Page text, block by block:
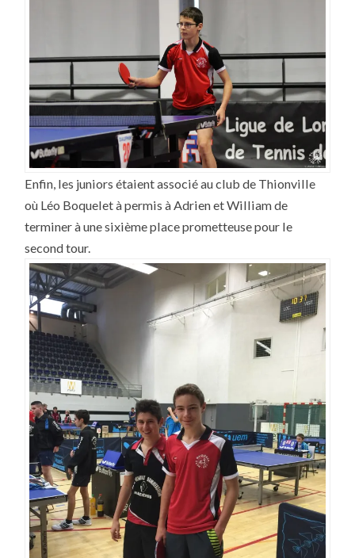
Enfin, les juniors étaient associé au club de Thionville
où Léo Boquelet à permis à Adrien et William de
terminer à une sixième place prometteuse pour le
second tour.